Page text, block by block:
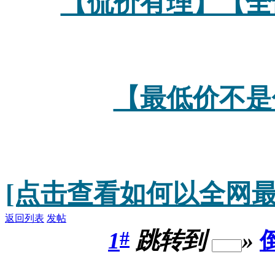
【最低价不
[点击查看如何以全网
返回列表 发帖
1# 跳转到 »